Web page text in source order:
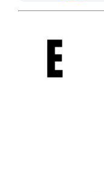
Frais de port offerts